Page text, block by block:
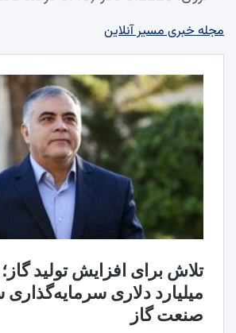
مجله خبری مسیر آنلاین